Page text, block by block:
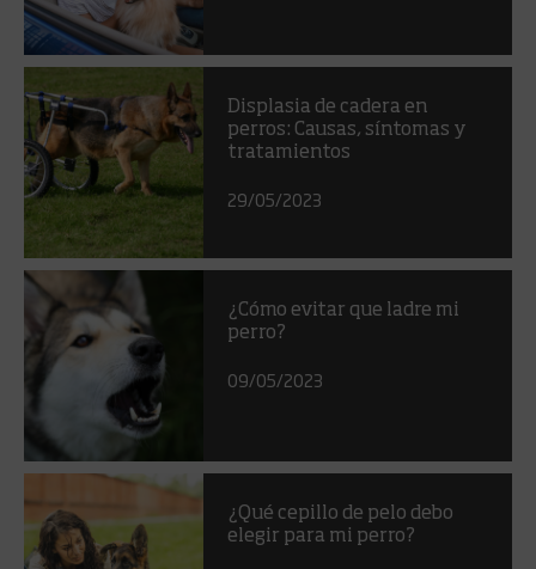
Displasia de cadera en
perros: Causas, síntomas y
tratamientos
29/05/2023
¿Cómo evitar que ladre mi
perro?
09/05/2023
¿Qué cepillo de pelo debo
elegir para mi perro?